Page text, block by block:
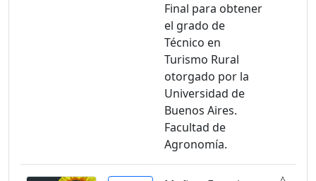
Final para obtener
el grado de
Técnico en
Turismo Rural
otorgado por la
Universidad de
Buenos Aires.
Facultad de
Agronomía.